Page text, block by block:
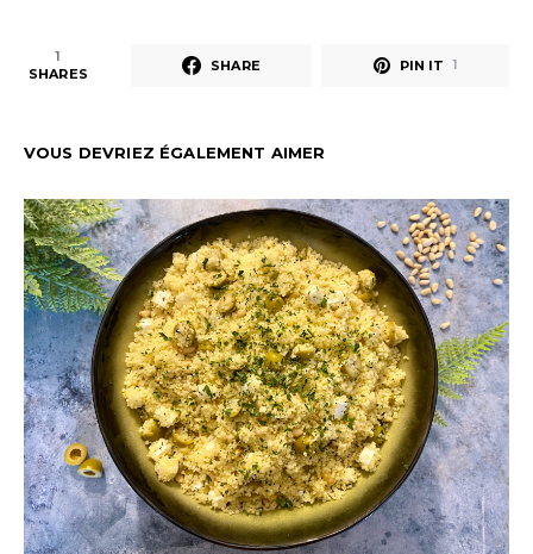
1
SHARES SHARE PIN IT 1
VOUS DEVRIEZ ÉGALEMENT AIMER